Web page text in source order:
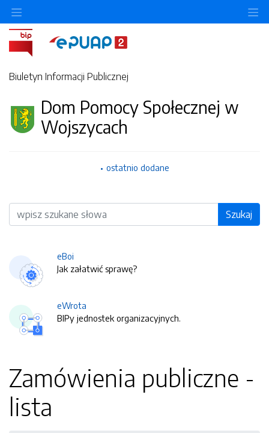
Biuletyn Informacji Publicznej
Dom Pomocy Społecznej w
Wojszycach
ostatnio dodane
Wyszukiwarka Szukaj
eBoi
Jak załatwić sprawę?
eWrota
BIPy jednostek organizacyjnych.
Zamówienia publiczne -
lista